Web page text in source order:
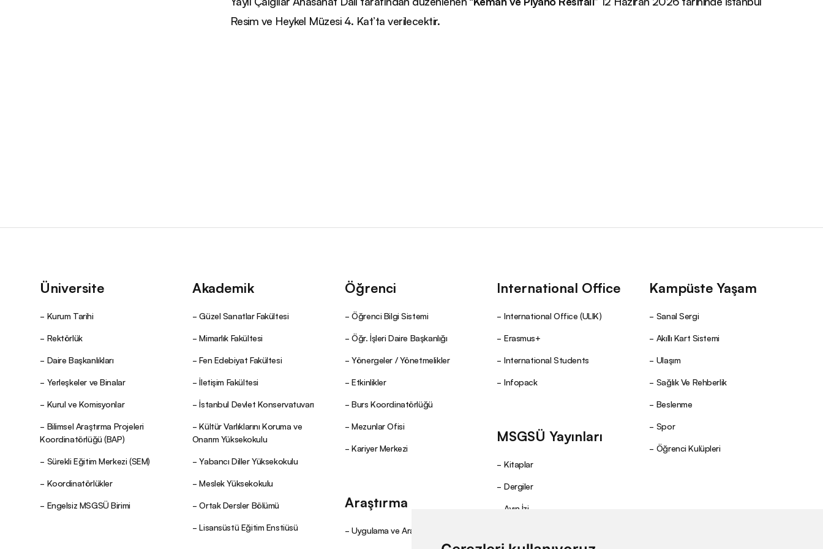
Resim ve Heykel Müzesi 4. Kat’ta verilecektir.
Üniversite
Kurum Tarihi
Rektörlük
Daire Başkanlıkları
Yerleşkeler ve Binalar
Kurul ve Komisyonlar
Bilimsel Araştırma Projeleri
Koordinatörlüğü (BAP)
Sürekli Eğitim Merkezi (SEM)
Koordinatörlükler
Engelsiz MSGSÜ Birimi
Akademik
Güzel Sanatlar Fakültesi
Mimarlık Fakültesi
Fen Edebiyat Fakültesi
İletişim Fakültesi
İstanbul Devlet Konservatuvarı
Kültür Varlıklarını Koruma ve
Onarım Yüksekokulu
Yabancı Diller Yüksekokulu
Meslek Yüksekokulu
Ortak Dersler Bölümü
Lisansüstü Eğitim Enstiüsü
Öğrenci
Öğrenci Bilgi Sistemi
Öğr. İşleri Daire Başkanlığı
Yönergeler / Yönetmelikler
Etkinlikler
Burs Koordinatörlüğü
Mezunlar Ofisi
Kariyer Merkezi
Araştırma
Uygulama ve Araştırma Merkezleri
International Office
International Office (ULIK)
Erasmus+
International Students
Infopack
MSGSÜ Yayınları
Kitaplar
Dergiler
Ayın İzi
Kampüste Yaşam
Sanal Sergi
Akıllı Kart Sistemi
Ulaşım
Sağlık Ve Rehberlik
Beslenme
Spor
Öğrenci Kulüpleri